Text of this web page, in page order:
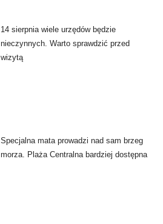
14 sierpnia wiele urzędów będzie
nieczynnych. Warto sprawdzić przed
wizytą
Specjalna mata prowadzi nad sam brzeg
morza. Plaża Centralna bardziej dostępna